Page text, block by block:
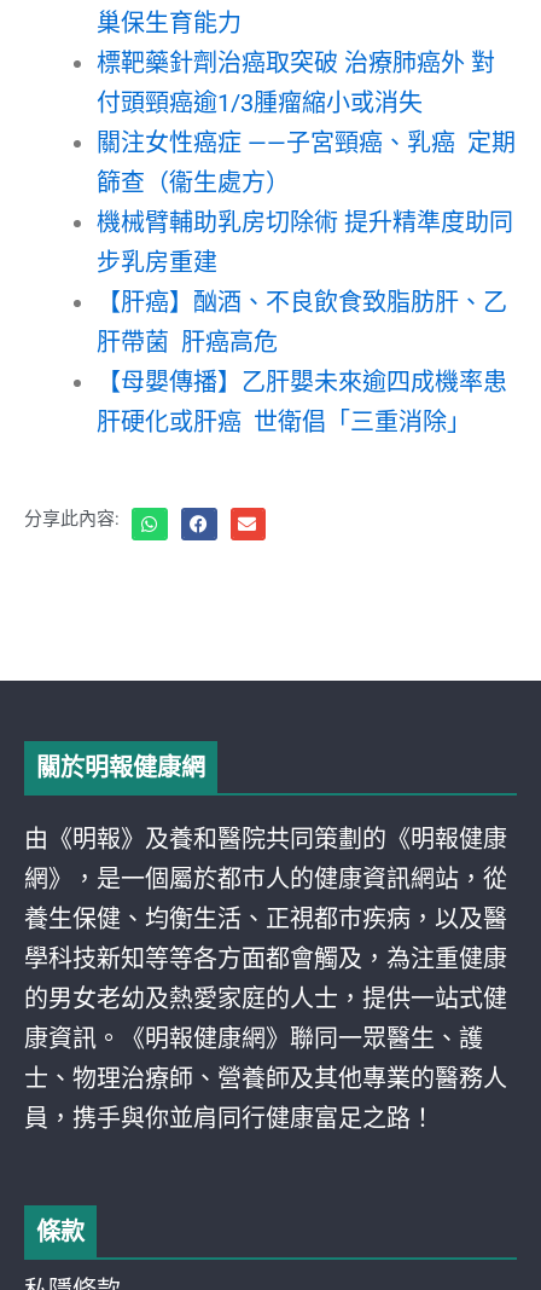
巢保生育能力
標靶藥針劑治癌取突破 治療肺癌外 對
付頭頸癌逾1/3腫瘤縮小或消失
關注女性癌症 ——子宮頸癌、乳癌 定期
篩查（衞生處方）
機械臂輔助乳房切除術 提升精準度助同
步乳房重建
【肝癌】酗酒、不良飲食致脂肪肝、乙
肝帶菌 肝癌高危
【母嬰傳播】乙肝嬰未來逾四成機率患
肝硬化或肝癌 世衛倡「三重消除」
分享此內容:
關於明報健康網
由《明報》及養和醫院共同策劃的《明報健康
網》，是一個屬於都巿人的健康資訊網站，從
養生保健、均衡生活、正視都巿疾病，以及醫
學科技新知等等各方面都會觸及，為注重健康
的男女老幼及熱愛家庭的人士，提供一站式健
康資訊。《明報健康網》聯同一眾醫生、護
士、物理治療師、營養師及其他專業的醫務人
員，携手與你並肩同行健康富足之路！
條款